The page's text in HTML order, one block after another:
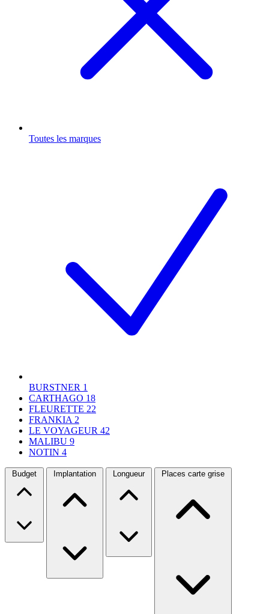
Toutes les marques
BURSTNER 1
CARTHAGO 18
FLEURETTE 22
FRANKIA 2
LE VOYAGEUR 42
MALIBU 9
NOTIN 4
Budget Implantation Longueur Places carte grise